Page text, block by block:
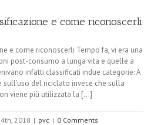
e come riconoscerli
e come riconoscerli Tempo fa, vi era una
post-consumo a lunga vita e quelle a
infatti classificati indue categorie: A
sull'uso del riciclato invece che sulla
viene più utilizzata la [...]
2018 | pvc | 0 Comments